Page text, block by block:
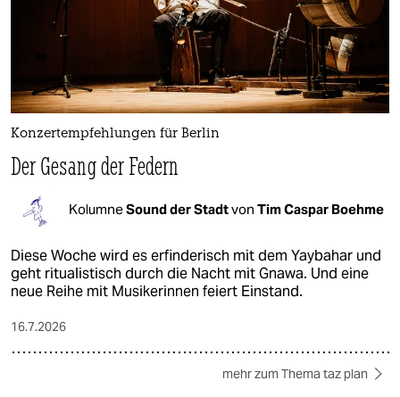
Konzertempfehlungen für Berlin
Der Gesang der Federn
KolumneSound der Stadtvon Tim Caspar Boehme
Diese Woche wird es erfinderisch mit dem Yaybahar und
geht ritualistisch durch die Nacht mit Gnawa. Und eine
neue Reihe mit Musikerinnen feiert Einstand.
16.7.2026
mehr zum Thema taz plan